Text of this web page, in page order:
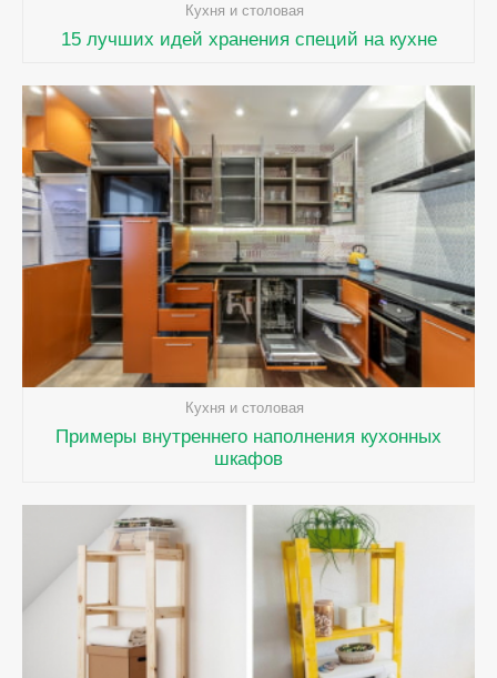
Кухня и столовая
15 лучших идей хранения специй на кухне
Кухня и столовая
Примеры внутреннего наполнения кухонных
шкафов